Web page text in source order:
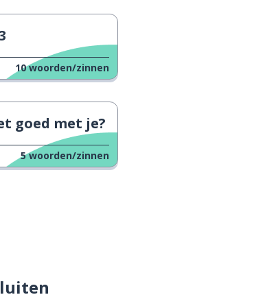
10 woorden/zinnen
goed met je?
5 woorden/zinnen